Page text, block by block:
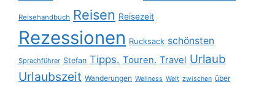
Reisehandbuch Reisen Reisezeit
Rezessionen Rucksack schönsten
Sprachführer Stefan Tipps. Touren. Travel Urlaub
Urlaubszeit Wanderungen Wellness Welt zwischen über